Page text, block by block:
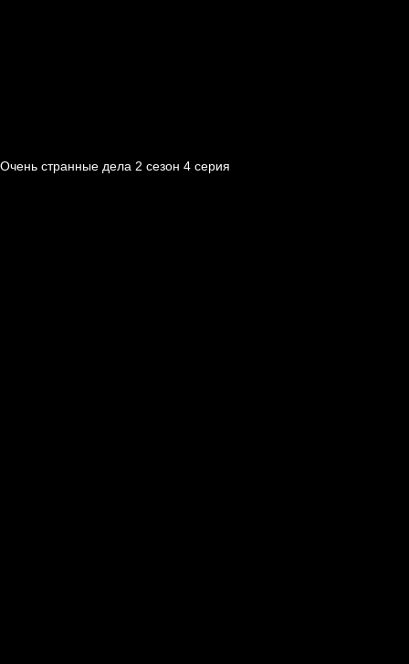
Очень странные дела 2 cезон 4 cерия